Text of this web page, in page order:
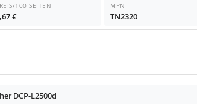
100 SEITEN
€
MPN
TN2320
DCP-L2500d